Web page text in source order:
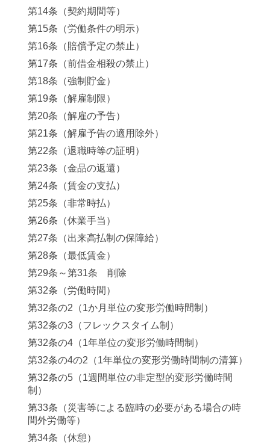
第14条（契約期間等）
第15条（労働条件の明示）
第16条（賠償予定の禁止）
第17条（前借金相殺の禁止）
第18条（強制貯金）
第19条（解雇制限）
第20条（解雇の予告）
第21条（解雇予告の適用除外）
第22条（退職時等の証明）
第23条（金品の返還）
第24条（賃金の支払）
第25条（非常時払）
第26条（休業手当）
第27条（出来高払制の保障給）
第28条（最低賃金）
第29条～第31条 削除
第32条（労働時間）
第32条の2（1か月単位の変形労働時間制）
第32条の3（フレックスタイム制）
第32条の4（1年単位の変形労働時間制）
第32条の4の2（1年単位の変形労働時間制の清算）
第32条の5（1週間単位の非定型的変形労働時間
制）
第33条（災害等による臨時の必要がある場合の時
間外労働等）
第34条（休憩）